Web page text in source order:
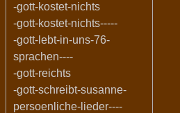
-gott-kostet-nichts
-gott-kostet-nichts-----
-gott-lebt-in-uns-76-
sprachen----
-gott-reichts
-gott-schreibt-susanne-
persoenliche-lieder----